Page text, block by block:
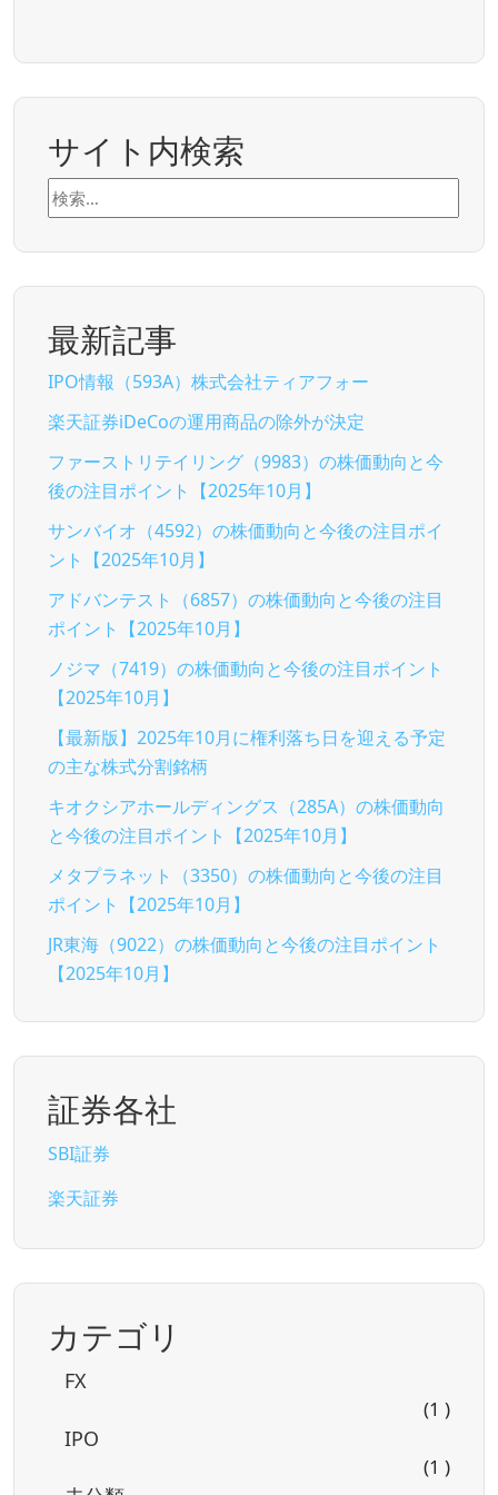
サイト内検索
検
索:
最新記事
IPO情報（593A）株式会社ティアフォー
楽天証券iDeCoの運用商品の除外が決定
ファーストリテイリング（9983）の株価動向と今
後の注目ポイント【2025年10月】
サンバイオ（4592）の株価動向と今後の注目ポイ
ント【2025年10月】
アドバンテスト（6857）の株価動向と今後の注目
ポイント【2025年10月】
ノジマ（7419）の株価動向と今後の注目ポイント
【2025年10月】
【最新版】2025年10月に権利落ち日を迎える予定
の主な株式分割銘柄
キオクシアホールディングス（285A）の株価動向
と今後の注目ポイント【2025年10月】
メタプラネット（3350）の株価動向と今後の注目
ポイント【2025年10月】
JR東海（9022）の株価動向と今後の注目ポイント
【2025年10月】
証券各社
SBI証券
楽天証券
カテゴリ
FX
(1 )
IPO
(1 )